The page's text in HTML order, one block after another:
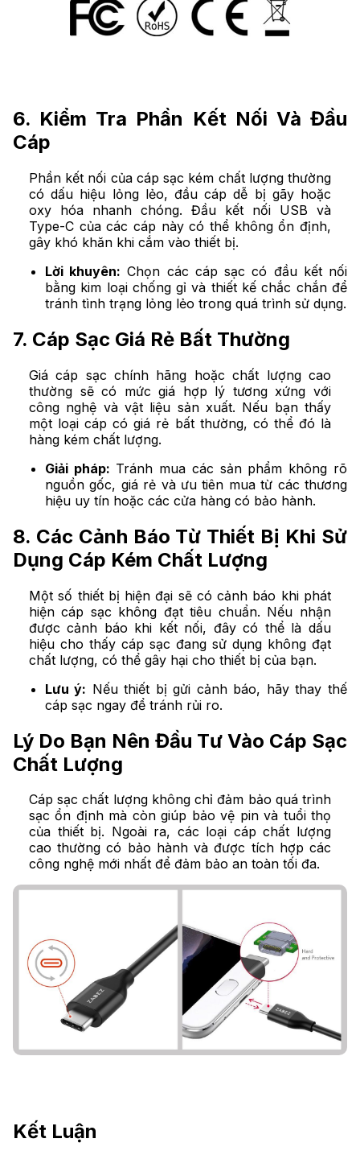
6. Kiểm Tra Phần Kết Nối Và Đầu
Cáp
Phần kết nối của cáp sạc kém chất lượng thường
có dấu hiệu lỏng lẻo, đầu cáp dễ bị gãy hoặc
oxy hóa nhanh chóng. Đầu kết nối USB và
Type-C của các cáp này có thể không ổn định,
gây khó khăn khi cắm vào thiết bị.
Lời khuyên: Chọn các cáp sạc có đầu kết nối
bằng kim loại chống gỉ và thiết kế chắc chắn để
tránh tình trạng lỏng lẻo trong quá trình sử dụng.
7. Cáp Sạc Giá Rẻ Bất Thường
Giá cáp sạc chính hãng hoặc chất lượng cao
thường sẽ có mức giá hợp lý tương xứng với
công nghệ và vật liệu sản xuất. Nếu bạn thấy
một loại cáp có giá rẻ bất thường, có thể đó là
hàng kém chất lượng.
Giải pháp: Tránh mua các sản phẩm không rõ
nguồn gốc, giá rẻ và ưu tiên mua từ các thương
hiệu uy tín hoặc các cửa hàng có bảo hành.
8. Các Cảnh Báo Từ Thiết Bị Khi Sử
Dụng Cáp Kém Chất Lượng
Một số thiết bị hiện đại sẽ có cảnh báo khi phát
hiện cáp sạc không đạt tiêu chuẩn. Nếu nhận
được cảnh báo khi kết nối, đây có thể là dấu
hiệu cho thấy cáp sạc đang sử dụng không đạt
chất lượng, có thể gây hại cho thiết bị của bạn.
Lưu ý: Nếu thiết bị gửi cảnh báo, hãy thay thế
cáp sạc ngay để tránh rủi ro.
Lý Do Bạn Nên Đầu Tư Vào Cáp Sạc
Chất Lượng
Cáp sạc chất lượng không chỉ đảm bảo quá trình
sạc ổn định mà còn giúp bảo vệ pin và tuổi thọ
của thiết bị. Ngoài ra, các loại cáp chất lượng
cao thường có bảo hành và được tích hợp các
công nghệ mới nhất để đảm bảo an toàn tối đa.
Kết Luận